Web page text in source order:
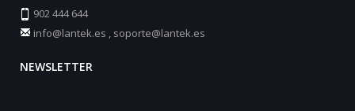
902 444 644
info@lantek.es , soporte@lantek.es
NEWSLETTER